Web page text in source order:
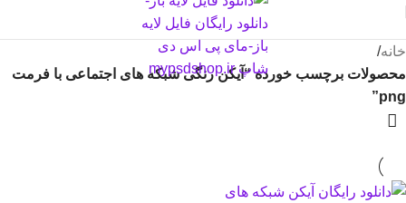
خانه/
محصولات برچسب خورده “آیکن رنگی شبکه های اجتماعی با فرمت
png”